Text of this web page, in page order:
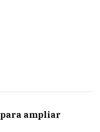
para ampliar